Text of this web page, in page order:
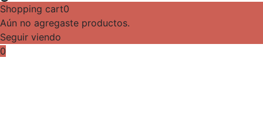
Shopping cart0
Aún no agregaste productos.
Seguir viendo
0